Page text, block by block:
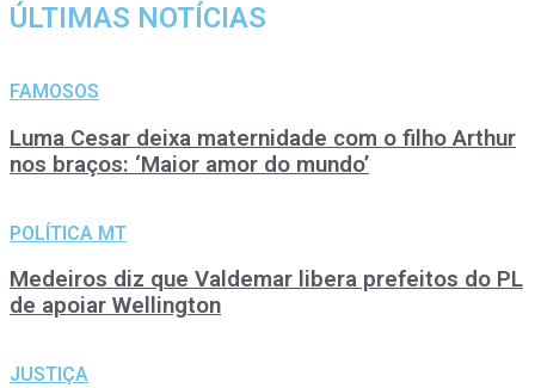
ÚLTIMAS NOTÍCIAS
FAMOSOS
Luma Cesar deixa maternidade com o filho Arthur
nos braços: ‘Maior amor do mundo’
POLÍTICA MT
Medeiros diz que Valdemar libera prefeitos do PL
de apoiar Wellington
JUSTIÇA